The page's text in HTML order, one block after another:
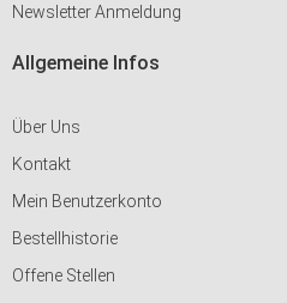
Newsletter Anmeldung
Allgemeine Infos
Über Uns
Kontakt
Mein Benutzerkonto
Bestellhistorie
Offene Stellen